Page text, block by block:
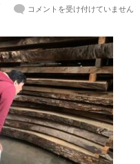
コメントを受け付けていません